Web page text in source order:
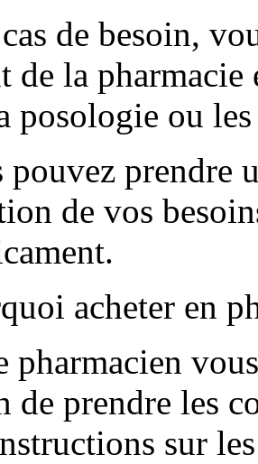
de besoin,
de la
posologie ou
pouvez prendre
de vos
acheter en
pharmacien
de prendre les
sur